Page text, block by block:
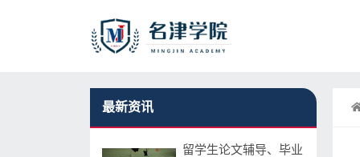
最新资讯
留学生论文辅导、毕业